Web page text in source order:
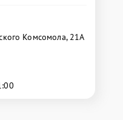
Комсомола, 21А